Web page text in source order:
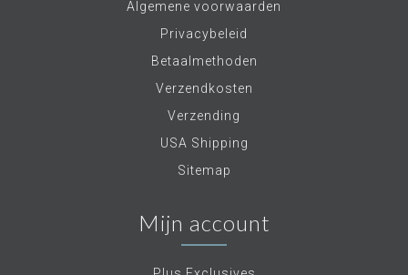
Algemene voorwaarden
Privacybeleid
Betaalmethoden
Verzendkosten
Verzending
USA Shipping
Sitemap
Mijn account